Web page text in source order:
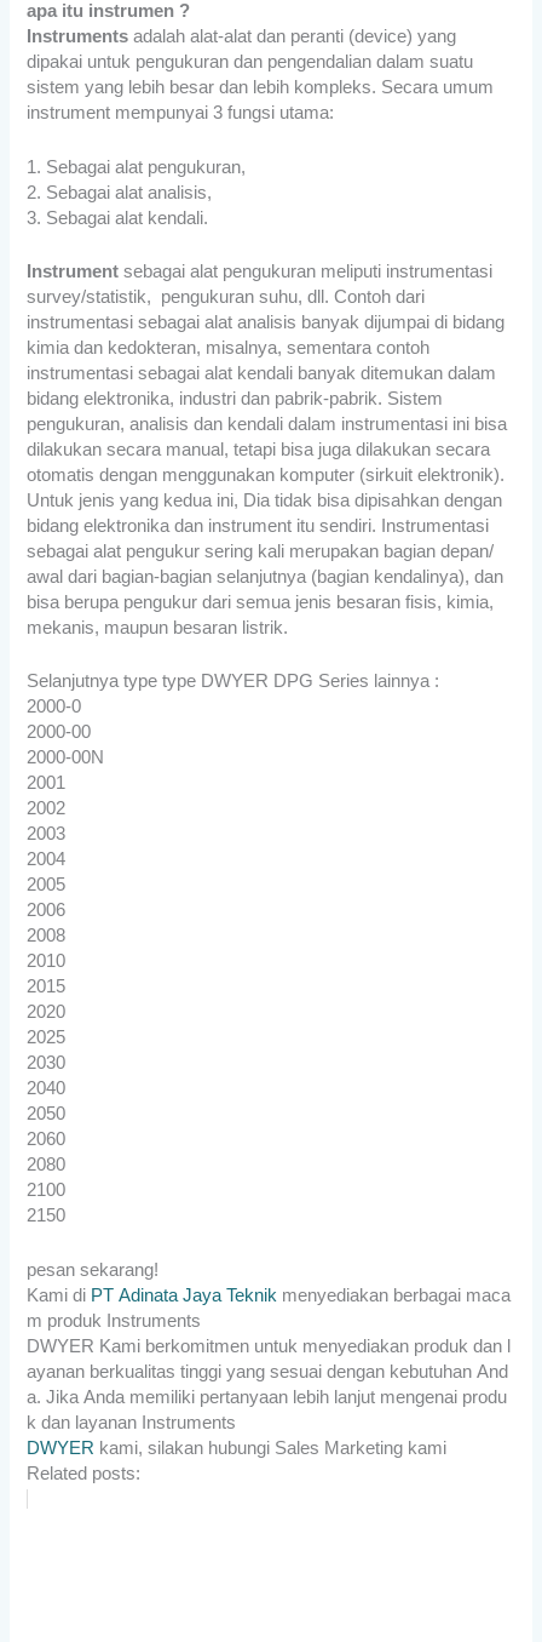
apa itu instrumen ?
Instrumentsadalah alat-alat dan peranti (device) yang
dipakai untuk pengukuran dan pengendalian dalam suatu
sistem yang lebih besar dan lebih kompleks. Secara umum
instrument mempunyai 3 fungsi utama:
1. Sebagai alat pengukuran,
2. Sebagai alat analisis,
3. Sebagai alat kendali.
Instrument sebagai alat pengukuran meliputi instrumentasi
survey/statistik, pengukuran suhu, dll. Contoh dari
instrumentasi sebagai alat analisis banyak dijumpai di bidang
kimia dan kedokteran, misalnya, sementara contoh
instrumentasi sebagai alat kendali banyak ditemukan dalam
bidang elektronika, industri dan pabrik-pabrik. Sistem
pengukuran, analisis dan kendali dalam instrumentasi ini bisa
dilakukan secara manual, tetapi bisa juga dilakukan secara
otomatis dengan menggunakan komputer (sirkuit elektronik).
Untuk jenis yang kedua ini, Dia tidak bisa dipisahkan dengan
bidang elektronika dan instrument itu sendiri. Instrumentasi
sebagai alat pengukur sering kali merupakan bagian depan/
awal dari bagian-bagian selanjutnya (bagian kendalinya), dan
bisa berupa pengukur dari semua jenis besaran fisis, kimia,
mekanis, maupun besaran listrik.
Selanjutnya type type DWYER DPG Series lainnya :
2000-0
2000-00
2000-00N
2001
2002
2003
2004
2005
2006
2008
2010
2015
2020
2025
2030
2040
2050
2060
2080
2100
2150
pesan sekarang!
Kami di PT Adinata Jaya Teknik menyediakan berbagai maca
m produk Instruments
DWYER Kami berkomitmen untuk menyediakan produk dan
ayanan berkual itas tinggi yang sesuai dengan kebutuhan And
a. Jika Anda memil iki pertanyaan lebih lanjut mengenai produ
k dan layanan Instruments
DWYER kami, silakan hubungi Sales Marketing kami
Related posts: